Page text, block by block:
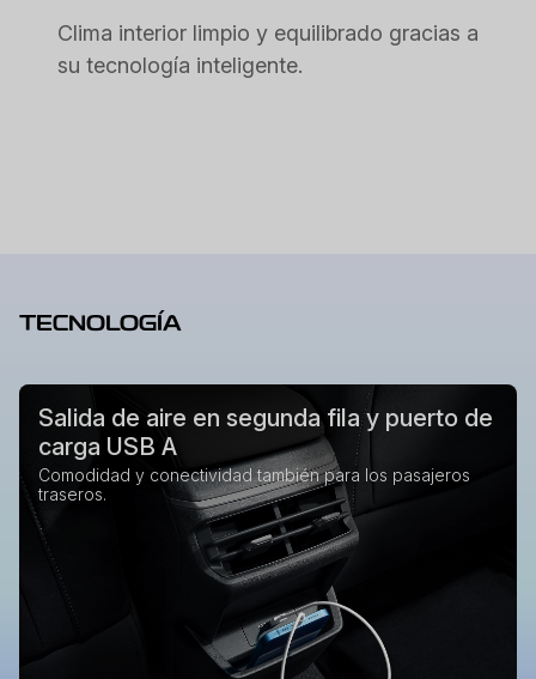
Clima interior limpio y equilibrado gracias a
su tecnología inteligente.
TECNOLOGÍA
Salida de aire en segunda fila y puerto de
carga USB A
Comodidad y conectividad también para los pasajeros
traseros.